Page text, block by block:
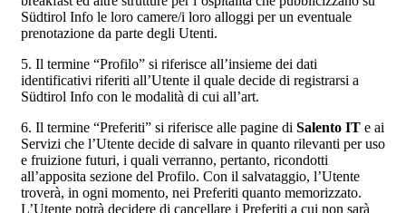
Südtirol Info le loro camere/i loro alloggi per un eventuale
prenotazione da parte degli Utenti.
5. Il termine “Profilo” si riferisce all’insieme dei dati
identificativi riferiti all’Utente il quale decide di registrarsi a
Südtirol Info con le modalità di cui all’art.
6. Il termine “Preferiti” si riferisce alle pagine di Salento IT e ai
Servizi che l’Utente decide di salvare in quanto rilevanti per uso
e fruizione futuri, i quali verranno, pertanto, ricondotti
all’apposita sezione del Profilo. Con il salvataggio, l’Utente
troverà, in ogni momento, nei Preferiti quanto memorizzato.
L’Utente potrà decidere di cancellare i Preferiti a cui non sarà